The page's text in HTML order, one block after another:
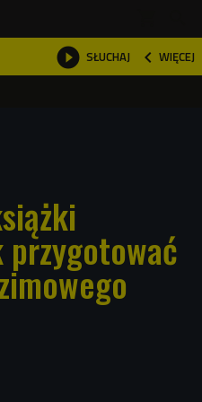
 SŁUCHAJ  WIĘCEJ
